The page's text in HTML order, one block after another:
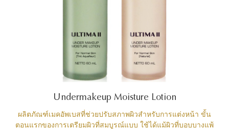
Undermakeup Moisture Lotion
ผลิตภัณฑ์เมคอัพเบสที่ช่วยปรับสภาพผิวสำหรับการแต่งหน้า ขั้น
ตอนแรกของการเตรียมผิวที่สมบูรณ์แบบ ใช้ได้แม้ผิวที่บอบบางแพ้